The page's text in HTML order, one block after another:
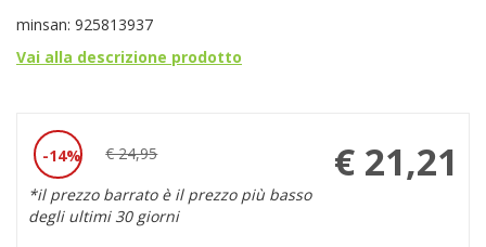
minsan: 925813937
Vai alla descrizione prodotto
Sconto
14% € 24,95
Prezzo
scontato
€ 21,21
*il prezzo barrato è il prezzo più basso
degli ultimi 30 giorni